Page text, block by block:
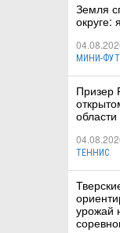
Земля
округе:
МИНИ-
Призер
ТЕННИС
урожай